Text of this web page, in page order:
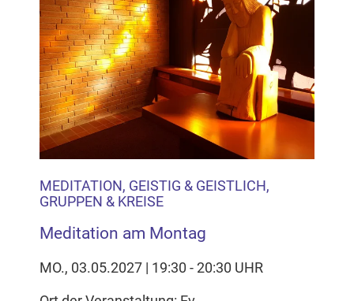
Anwendung Google Maps beim Aktivieren von
Inhalten Cookies auf Ihrem Gerät setzt, z.B. zwecks
Reichweitenmessung und profilbasierter Werbung.
Näheres s.zur Datenschutzerklärung
Hier können Sie Ihre Cookie-
Einstellungen anpassen
MEDITATION, GEISTIG & GEISTLICH,
GRUPPEN & KREISE
Meditation am Montag
MO., 03.05.2027 | 19:30 - 20:30 UHR